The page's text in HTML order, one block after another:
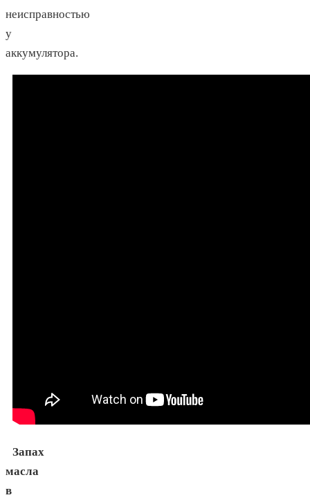
неисправностью
у
аккумулятора.
Запах
масла
в